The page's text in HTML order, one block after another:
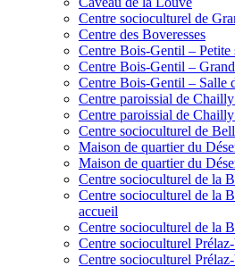
Centre socioculturel de
Centre des Boveresses
Centre Bois-Gentil – Petite
Centre Bois-Gentil –
Centre Bois-Gentil – Salle
Centre paroissial de
Centre paroissial de
Centre socioculturel de
Maison de quartier du
Maison de quartier du
Centre socioculturel de la
Centre socioculturel de la
accueil
Centre socioculturel de la
Centre socioculturel
Centre socioculturel